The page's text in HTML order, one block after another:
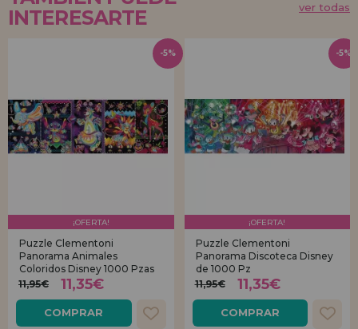
INTERESARTE
ver todas
¡OFERTA!
Puzzle Clementoni
Panorama Animales
Coloridos Disney 1000 Pzas
11,95€
11,35€
COMPRAR
-5%
¡OFERTA!
Puzzle Clementoni
Panorama Discoteca Disney
de 1000 Pz
11,95€
11,35€
COMPRAR
-5%